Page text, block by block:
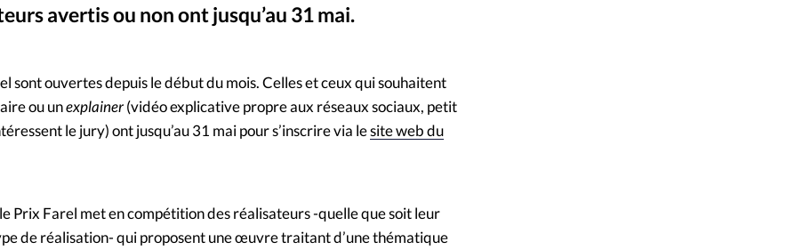
Mon compte
Changement d'adresse
Nous contacter
avertis ou non ont jusqu’au 31 mai.
sont ouvertes depuis le début du mois. Celles et ceux qui souhaitent
ou unexplainer(vidéo explicative propre aux réseaux sociaux, petit
le jury) ont jusqu’au 31 mai pour s’inscrire via lesite web du
Prix Farel met en compétition des réalisateurs -quelle que soit leur
de réalisation- qui proposent une œuvre traitant d’une thématique